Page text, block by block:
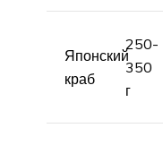
Японский
краб
250-
350
г